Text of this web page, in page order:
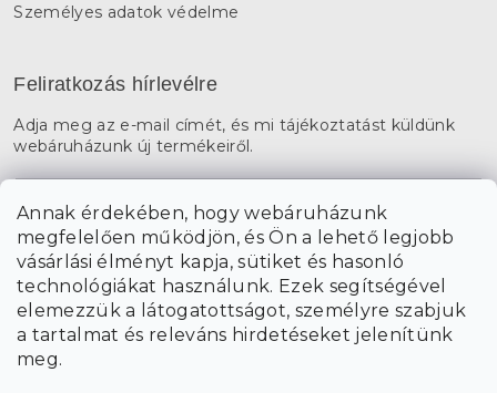
Annak érdekében, hogy webáruházunk
megfelelően működjön, és Ön a lehető legjobb
vásárlási élményt kapja, sütiket és hasonló
technológiákat használunk. Ezek segítségével
elemezzük a látogatottságot, személyre szabjuk
a tartalmat és releváns hirdetéseket jelenítünk
meg.
Személyes adatok védelme
Feliratkozás hírlevélre
Adja meg az e-mail címét, és mi tájékoztatást küldünk
webáruházunk új termékeiről.
A hírlevelekre való feliratkozással egyetérteka személyes
adatok feldolgozásával.
FELIRATKOZÁS